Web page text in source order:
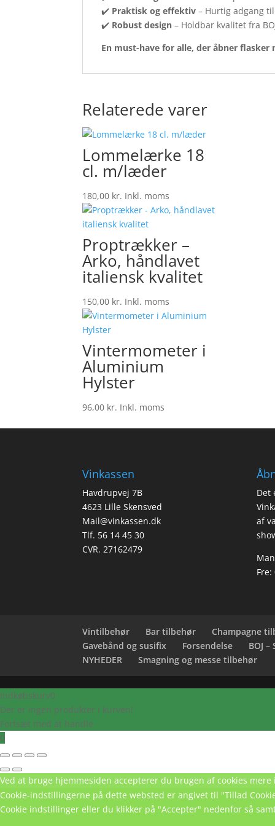
✔️ Praktisk og effektiv – Hurtig adgang
✔️ Robust design – Holdbar kvalitet fra
En must-have for alle, der åbner flasker
Relaterede varer
Lommelærke 18
cl. m/læder
180,00 kr. Inkl. moms
Proptrækker –
Arko, håndlavet
italiensk kvalitet
150,00 kr. Inkl. moms
Vintermometer i
Aluminium
Hylster
96,00 kr. Inkl. moms
Vinkassen
Havdrupvej 7B
4623 Lille Skensved
Mail@vinkassen.dk
Tlf. 56 14 45 30
CVR. 27162479
Det
af
Fre:
Vintilbehør Bar tilbehør
Champagne
Gavebånd og susifix
Forsendelse
BOJ
NYHEDER
Smagning og messe tilbehør
Indkøbskurv0
Der er ingen produkter i kurven!
Fortsæt med at handle
0
Ved at bruge hjemmesiden accepterer du brugen af cookies mere
Cookie-indstillingerne på dette websted er angivet til "Tillad
Cookie indstillinger eller du klikker på "Accepter" nedenfor så